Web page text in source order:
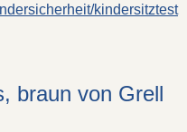
kindersitztest
braun von Grell